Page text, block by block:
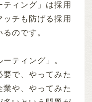
ィング」は採用
チも防げる採用
のです。
ティング」。
で、やってみた
や、やってみた